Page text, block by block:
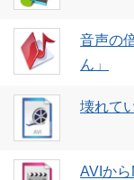
音声の
ん」
壊れて
AVIか